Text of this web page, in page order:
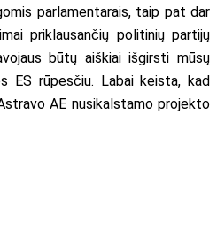
parlamentarais, taip pat dar
priklausančių politinių partijų
būtų aiškiai išgirsti mūsų
ES rūpesčiu. Labai keista, kad
AE nusikalstamo projekto